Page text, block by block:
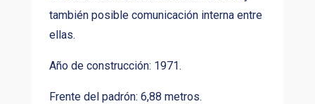
también posible comunicación interna entre
ellas.
Año de construcción: 1971.
Frente del padrón: 6,88 metros.